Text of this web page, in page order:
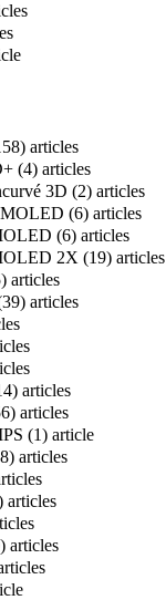
articles
(4) articles
3D (2) articles
(6) articles
(6) articles
2X (19) articles
articles
articles
articles
articles
(1) article
articles
articles
articles